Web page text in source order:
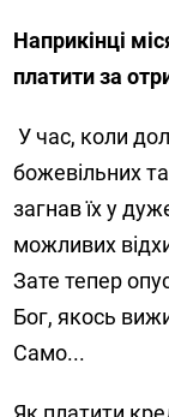
Наприкінці
платити за
У час, коли
божевільних
загнав їх у
можливих
Зате тепер
Бог, якось
Само...